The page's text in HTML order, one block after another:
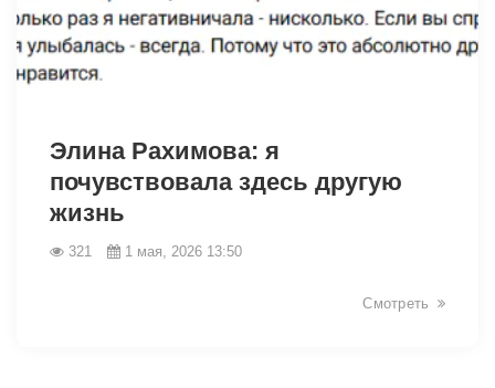
Элина Рахимова: я
почувствовала здесь другую
жизнь
321 1 мая, 2026 13:50
Смотреть